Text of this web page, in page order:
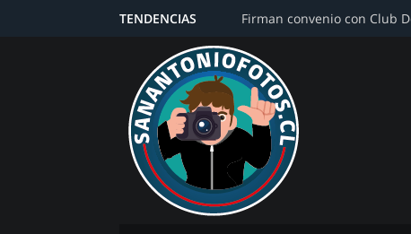
TENDENCIAS